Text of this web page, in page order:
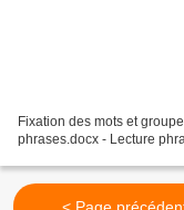
Fixation des mots et groupes
phrases.docx -